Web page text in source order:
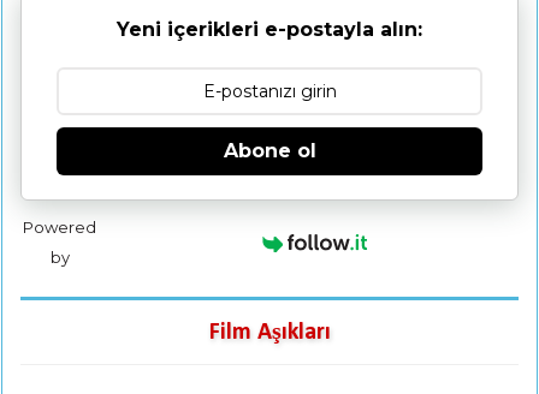
Yeni içerikleri e-postayla alın:
Abone ol
Powered
by
Film Aşıkları